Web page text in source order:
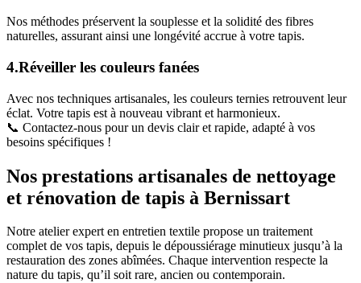
Nos méthodes préservent la souplesse et la solidité des fibres
naturelles, assurant ainsi une longévité accrue à votre tapis.
4.Réveiller les couleurs fanées
Avec nos techniques artisanales, les couleurs ternies retrouvent leur
éclat. Votre tapis est à nouveau vibrant et harmonieux.
📞 Contactez-nous pour un devis clair et rapide, adapté à vos
besoins spécifiques !
Nos prestations artisanales de nettoyage
et rénovation de tapis à Bernissart
Notre atelier expert en entretien textile propose un traitement
complet de vos tapis, depuis le dépoussiérage minutieux jusqu’à la
restauration des zones abîmées. Chaque intervention respecte la
nature du tapis, qu’il soit rare, ancien ou contemporain.